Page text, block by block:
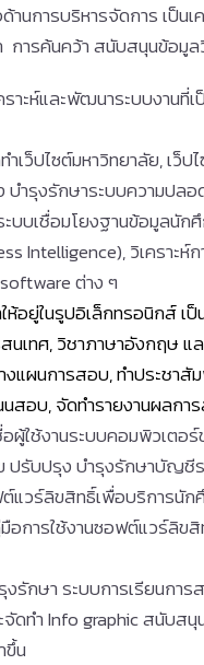
นการบริหารจัดการ เป็
ารค้นคว้า สนับสนุนข้อมู
ราะห์และพัฒนาระบบงานที่
เว็ปไซต์มหาวิทยาลัย, เว็
บำรุงรักษาระบบความปล
บเชื่อมโยงฐานข้อมูลนัก
Intelligence), วิเคราะห์
ต่าง ๆ
ห้อยู่ในรูปอิเล็กทรอนิกส์ เ
นเทศ, วิชาภาษาอังกฤษ แ
แผนการสอบ, ทำประชา
สอบ, จัดทำรายงานผลกา
ผู้ใช้งานระบบคอมพิวเตอ
ปรับปรุง บำรุงรักษาบัญชี
แวร์ลิขสิทธิ์เพื่อบริการนัก
อการใช้งานซอฟต์แวร์ลิข
รักษา ระบบการเรียนกา
ดทำ Info graphic สนับสนุ
น